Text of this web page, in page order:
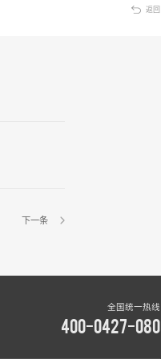
返回
下一条
全国统一热线
400-0427-080